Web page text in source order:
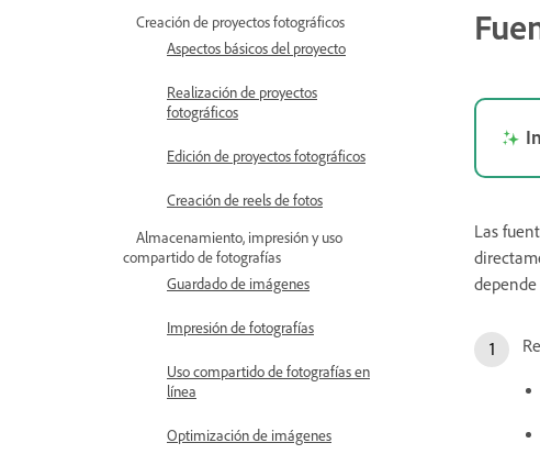
Creación de proyectos fotográficos
Aspectos básicos del proyecto
Realización de proyectos
fotográficos
Edición de proyectos fotográficos
Creación de reels de fotos
Almacenamiento, impresión y uso
compartido de fotografías
Guardado de imágenes
Impresión de fotografías
Uso compartido de fotografías en
línea
Optimización de imágenes
Las